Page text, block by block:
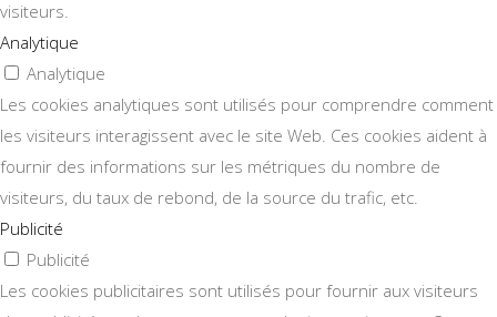
visiteurs.
Analytique
Analytique
Les cookies analytiques sont utilisés pour comprendre comment
les visiteurs interagissent avec le site Web. Ces cookies aident à
fournir des informations sur les métriques du nombre de
visiteurs, du taux de rebond, de la source du trafic, etc.
Publicité
Publicité
Les cookies publicitaires sont utilisés pour fournir aux visiteurs